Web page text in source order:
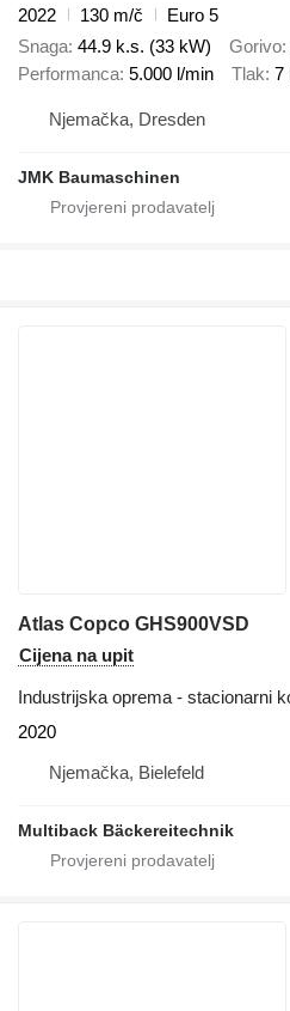
2022
130 m/č
Euro 5
Snaga 44.9 k.s. (33 kW) Gorivo
Performanca 5.000 l/min Tlak 7
Njemačka, Dresden
JMK Baumaschinen
Atlas Copco GHS900VSD
Cijena na upit
Industrijska oprema - stacionarni
2020
Njemačka, Bielefeld
Multiback Bäckereitechnik